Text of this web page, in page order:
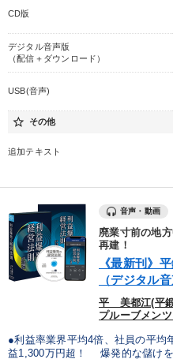
CD版
デジタル音声版
（配信＋ダウンロード）
USB(音声)
star_border その他
追加テキスト
音声・動画
廃業寸前の地
再建！
《最新刊》
（デジタル
平 美都江(平
プルーブメン
●利益率業界平均4倍、社員の平
益1,300万円超！ 爆発的な儲け